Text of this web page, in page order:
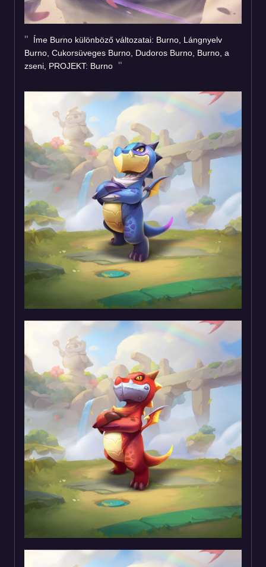
Íme Burno különböző változatai: Burno, Lángnyelv
Burno, Cukorsüveges Burno, Dudoros Burno, Burno, a
zseni, PROJEKT: Burno